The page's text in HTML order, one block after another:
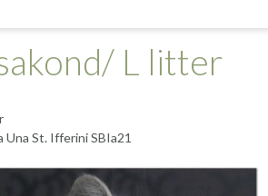
L litter
Una St. Ifferini SBIa21